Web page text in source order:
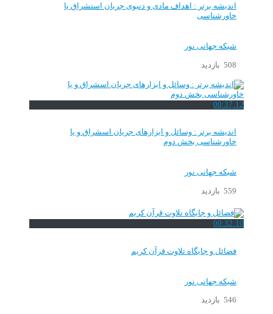
اندیشه برتر : اهداف مادی و دنیوی جریان استشراق یا
خاورشناسی
شبکه جهانی نور
508 بازدید
00:37:12
اندیشه برتر : وسائل و ابزارهای جریان اسشراق و یا
خاورشناسی بخش دوم
شبکه جهانی نور
559 بازدید
00:32:10
فضائل و جایگاه تلاوت قرآن کریم
شبکه جهانی نور
546 بازدید